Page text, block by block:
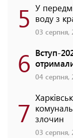
5 У
воду з
03 серпня,
6 Вступ-
04 серпня,
7 злочин
03 серпня,